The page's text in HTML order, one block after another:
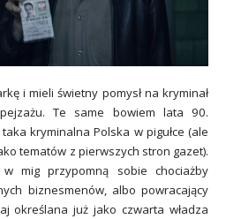
i mieli świetny pomysł na kryminał
Te same bowiem lata 90.
kryminalna Polska w pigułce (ale
tematów z pierwszych stron gazet).
mig przypomną sobie chociażby
biznesmenów, albo powracający
określana już jako czwarta władza